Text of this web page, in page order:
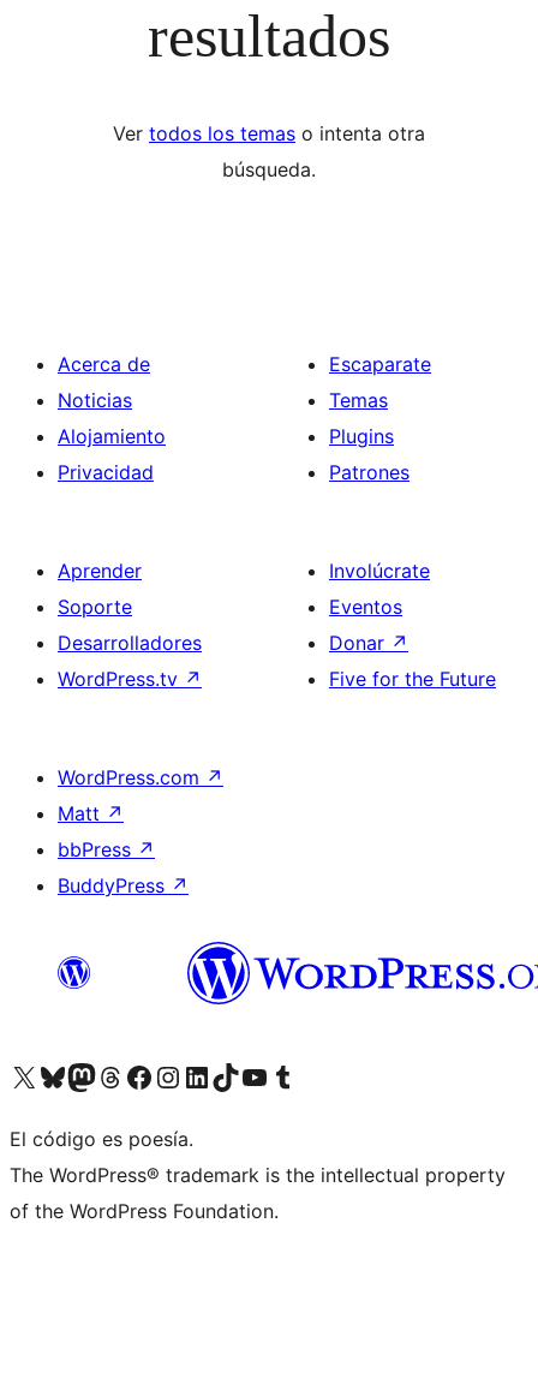
resultados
Ver todos los temas o intenta otra
búsqueda.
Acerca de
Noticias
Alojamiento
Privacidad
Escaparate
Temas
Plugins
Patrones
Aprender
Soporte
Desarrolladores
WordPress.tv ↗
Involúcrate
Eventos
Donar ↗
Five for the Future
WordPress.com ↗
Matt ↗
bbPress ↗
BuddyPress ↗
Visita nuestra cuenta de X (anteriormente Twitter)
Visita nuestra cuenta de Bluesky
Visita nuestra cuenta de Mastodon
Visita nuestra cuenta de Threads
Visita nuestra página de Facebook
Visita nuestra cuenta de Instagram
Visita nuestra cuenta de LinkedIn
Visita nuestra cuenta de TikTok
Visita nuestro canal de YouTube
Visita nuestra cuenta de Tumblr
El código es poesía.
The WordPress® trademark is the intellectual property
of the WordPress Foundation.